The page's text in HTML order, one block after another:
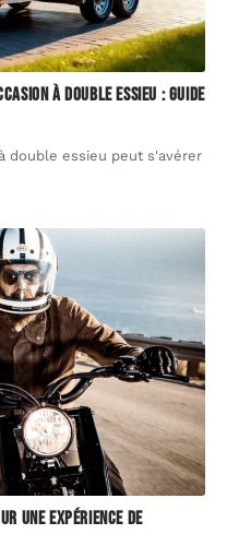
à double essieu : guide
double essieu peut s'avérer
une expérience de